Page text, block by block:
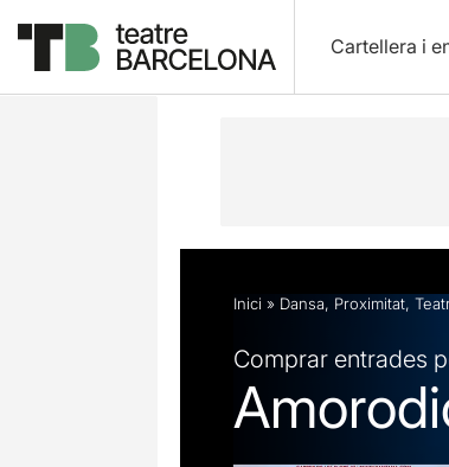
Cartellera i
Descripció Fitxa artística
Inici » Dansa, Proximitat,
Comprar entrades